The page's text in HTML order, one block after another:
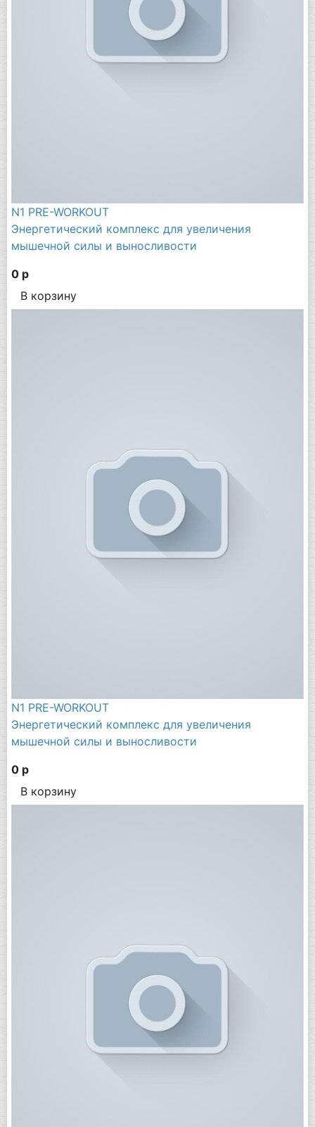
N1 PRE-WORKOUT
Энергетический комплекс для увеличения
мышечной силы и выносливости
0 р
В корзину
N1 PRE-WORKOUT
Энергетический комплекс для увеличения
мышечной силы и выносливости
0 р
В корзину